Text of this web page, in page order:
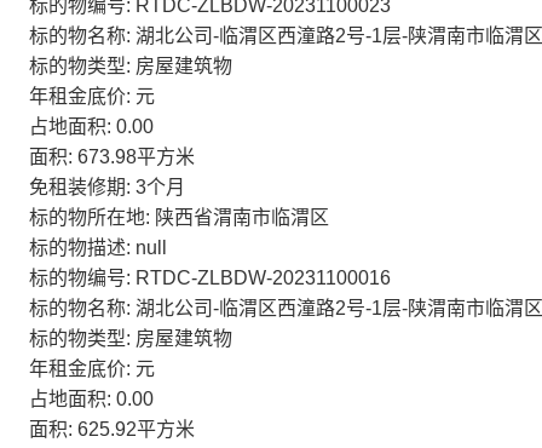
标的物编号: RTDC-ZLBDW-20231100023
标的物名称: 湖北公司-临渭区西潼路2号-1层-陕渭南市临渭
标的物类型: 房屋建筑物
年租金底价: 元
占地面积: 0.00
面积: 673.98平方米
免租装修期: 3个月
标的物所在地: 陕西省渭南市临渭区
标的物描述: null
标的物编号: RTDC-ZLBDW-20231100016
标的物名称: 湖北公司-临渭区西潼路2号-1层-陕渭南市临渭
标的物类型: 房屋建筑物
年租金底价: 元
占地面积: 0.00
面积: 625.92平方米